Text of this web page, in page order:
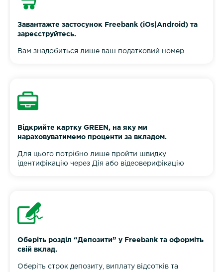
Завантажте застосунок Freebank (iOs|Android) та
зареєструйтесь.
Вам знадобиться лише ваш податковий номер
Відкрийте картку GREEN, на яку ми
нараховуватимемо проценти за вкладом.
Для цього потрібно лише пройти швидку
ідентифікацію через Дія або відеоверифікацію
Оберіть розділ “Депозити” у Freebank та оформіть
свій вклад.
Оберіть строк депозиту, виплату відсотків та